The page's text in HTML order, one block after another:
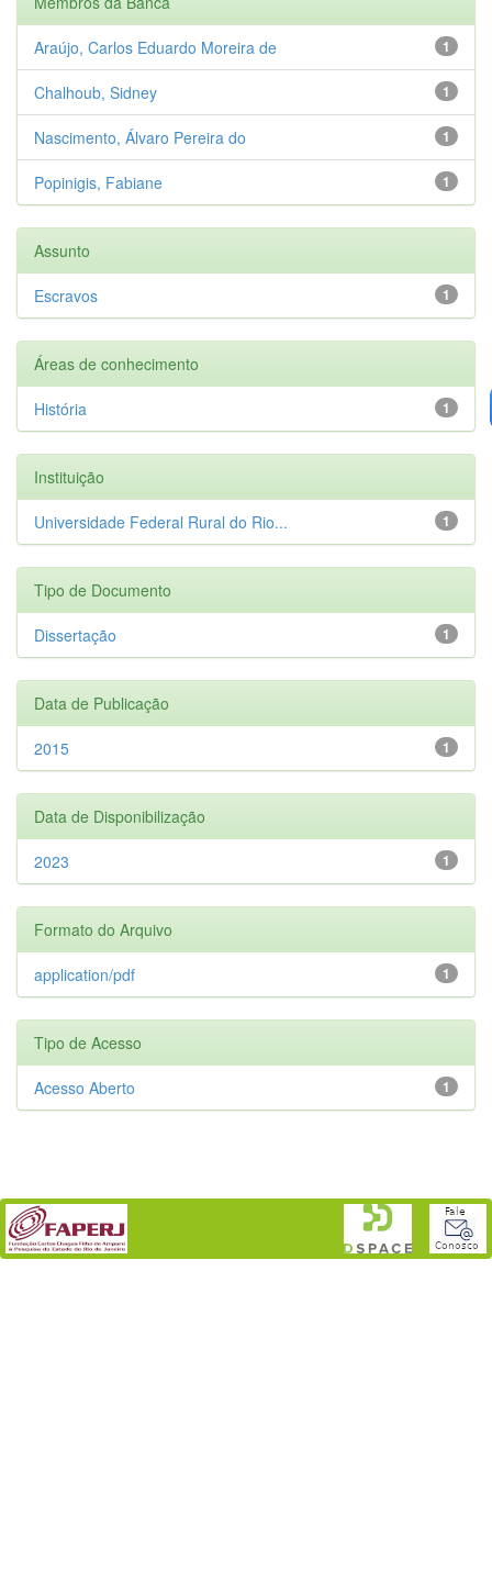
1
Araújo, Carlos Eduardo Moreira de
1
Chalhoub, Sidney
1
Nascimento, Álvaro Pereira do
1
Popinigis, Fabiane
Assunto
1
Escravos
Áreas de conhecimento
1
História
Instituição
1
Universidade Federal Rural do Rio...
Tipo de Documento
1
Dissertação
Data de Publicação
1
2015
Data de Disponibilização
1
2023
Formato do Arquivo
1
application/pdf
Tipo de Acesso
1
Acesso Aberto